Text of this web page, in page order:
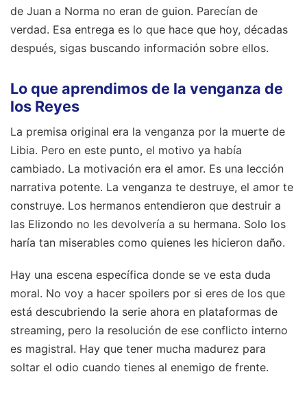
de Juan a Norma no eran de guion. Parecían de
verdad. Esa entrega es lo que hace que hoy, décadas
después, sigas buscando información sobre ellos.
Lo que aprendimos de la venganza de
los Reyes
La premisa original era la venganza por la muerte de
Libia. Pero en este punto, el motivo ya había
cambiado. La motivación era el amor. Es una lección
narrativa potente. La venganza te destruye, el amor te
construye. Los hermanos entendieron que destruir a
las Elizondo no les devolvería a su hermana. Solo los
haría tan miserables como quienes les hicieron daño.
Hay una escena específica donde se ve esta duda
moral. No voy a hacer spoilers por si eres de los que
está descubriendo la serie ahora en plataformas de
streaming, pero la resolución de ese conflicto interno
es magistral. Hay que tener mucha madurez para
soltar el odio cuando tienes al enemigo de frente.